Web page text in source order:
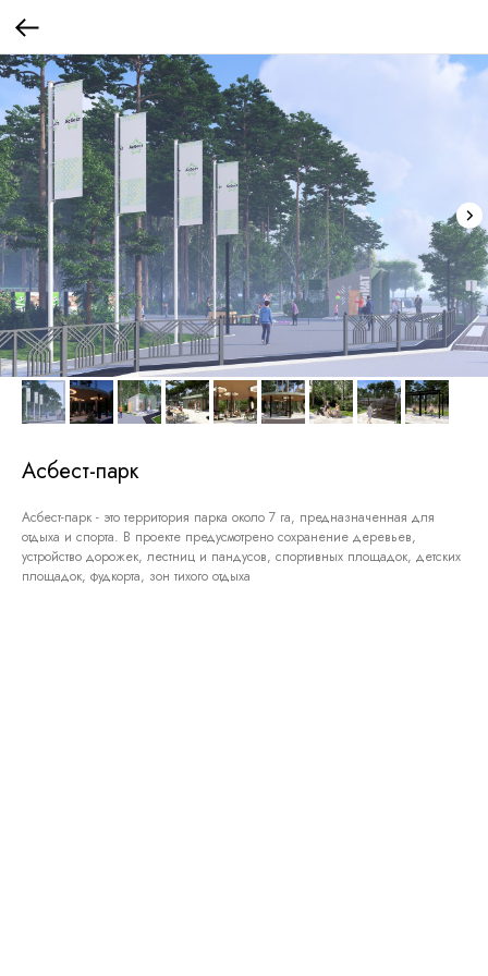
Асбест-парк
Асбест-парк - это территория парка около 7 га, предназначенная для
отдыха и спорта. В проекте предусмотрено сохранение деревьев,
устройство дорожек, лестниц и пандусов, спортивных площадок, детских
площадок, фудкорта, зон тихого отдыха